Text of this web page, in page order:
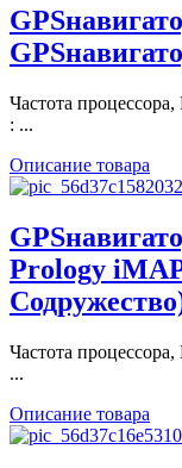
Частота
: ...
Описание товара
Prology
Частота
...
Описание товара